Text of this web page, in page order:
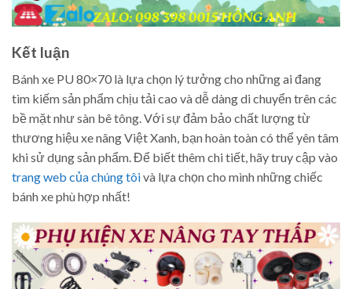
Kết luận
Bánh xe PU 80×70 là lựa chọn lý tưởng cho những ai đang
tìm kiếm sản phẩm chịu tải cao và dễ dàng di chuyển trên các
bề mặt như sàn bê tông. Với sự đảm bảo chất lượng từ
thương hiệu xe nâng Việt Xanh, bạn hoàn toàn có thể yên tâm
khi sử dụng sản phẩm. Để biết thêm chi tiết, hãy truy cập vào
trang web của chúng tôivà lựa chọn cho mình những chiếc
bánh xe phù hợp nhất!